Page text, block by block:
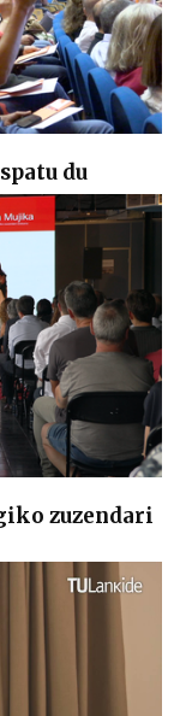
du
zuzendari